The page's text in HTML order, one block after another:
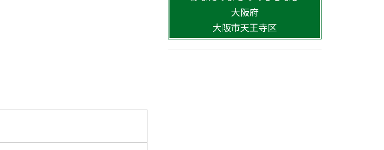
大阪府
大阪市天王寺区